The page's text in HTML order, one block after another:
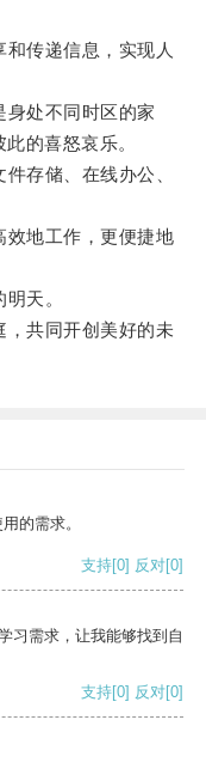
传递信息，实现人
处不同时区的家
的喜怒哀乐。
存储、在线办公、
地工作，更便捷地
天。
共同开创美好的未
的需求。
支持[0] 反对[0]
习需求，让我能够找到自
支持[0] 反对[0]